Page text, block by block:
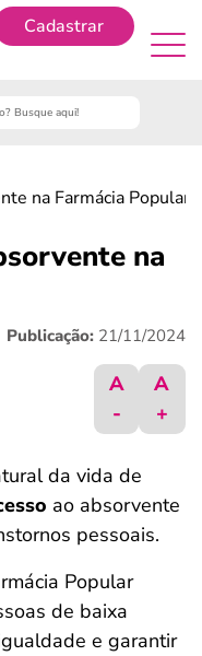
Cadastrar
na Farmácia Popular
na
Publicação: 21/11/2024
A
-
A
+
da vida de
ao absorvente
pessoais.
Popular
de baixa
e garantir